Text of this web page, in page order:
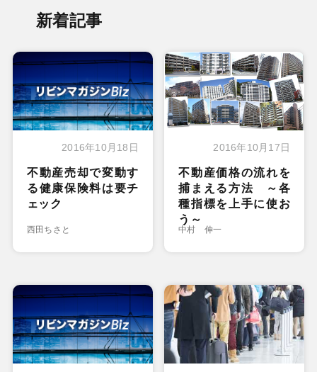
新着記事
2016年10月18日
不動産売却で変動す
る健康保険料は要チ
ェック
西田ちさと
2016年10月17日
不動産価格の流れを
捕まえる方法 ～各
種指標を上手に使お
う～
中村 伸一